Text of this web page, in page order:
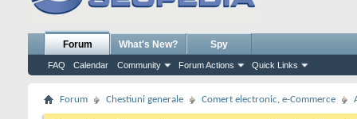
Forum
FAQ Calendar Community Forum Actions Quick Links
What's New? Spy
Forum Chestiuni generale Comert electronic, e-Commerce